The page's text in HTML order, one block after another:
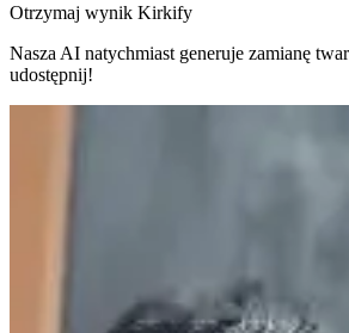
Otrzymaj wynik Kirkify
Nasza AI natychmiast generuje zamianę
udostępnij!